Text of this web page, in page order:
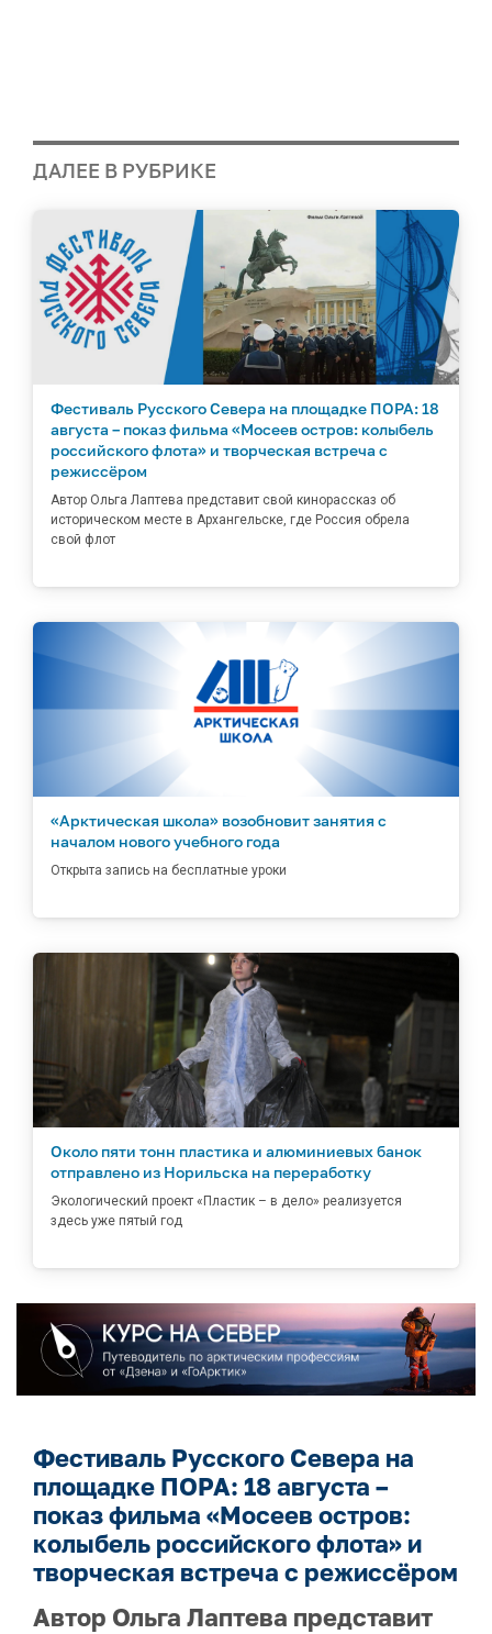
ДАЛЕЕ В РУБРИКЕ
Фестиваль Русского Севера на площадке ПОРА: 18
августа – показ фильма «Мосеев остров: колыбель
российского флота» и творческая встреча с
режиссёром
Автор Ольга Лаптева представит свой кинорассказ об
историческом месте в Архангельске, где Россия обрела
свой флот
«Арктическая школа» возобновит занятия с
началом нового учебного года
Открыта запись на бесплатные уроки
Около пяти тонн пластика и алюминиевых банок
отправлено из Норильска на переработку
Экологический проект «Пластик – в дело» реализуется
здесь уже пятый год
Фестиваль Русского Севера на
площадке ПОРА: 18 августа –
показ фильма «Мосеев остров:
колыбель российского флота» и
творческая встреча с режиссёром
Автор Ольга Лаптева представит